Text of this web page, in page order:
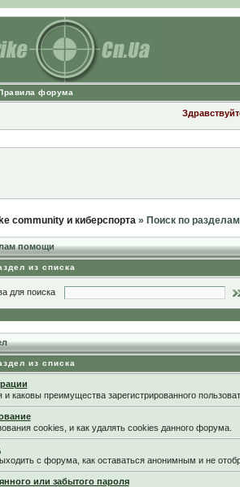
форума
community и киберспорта» Поиск по
помощи
из списка
для поиска
из списка
и каковы преимущества зарегистрированного
cookies, и как удалять cookies данного форума.
с форума, как оставаться анонимным и не
или забытого пароля